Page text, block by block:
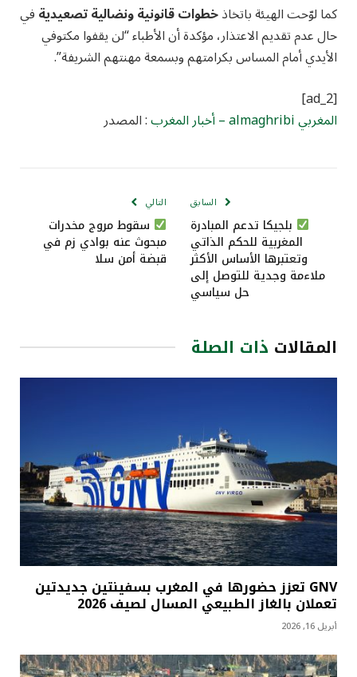
كما لوّحت الهيئة باتخاذخطوات قانونية ونضالية تصعيديةفي
حال عدم تقديم الاعتذار، مؤكدة أن الأطباء “لن يقفوا مكتوفي
الأيدي أمام المساس بكرامتهم وبسمعة مهنتهم الشريفة”.
[ad_2]
المغربي almaghribi – أخبار المغرب : المصدر
السابق
بلجيكا تدعم المبادرة
المغربية للحكم الذاتي
وتعتبرها الأساس الأكثر
ملاءمة وجدية للتوصل إلى
حل سياسي
التالي
سقوط مروج مخدرات
مبحوث عنه بوادي زم في
قبضة أمن سلا
المقالات ذات الصلة
GNV تعزز حضورها في المغرب بسفينتين جديدتين
تعملان بالغاز الطبيعي المسال لصيف 2026
أبريل 16, 2026